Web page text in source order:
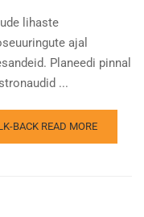
lihaste
ajal
Planeedi pinnal
...
BACK READ MORE